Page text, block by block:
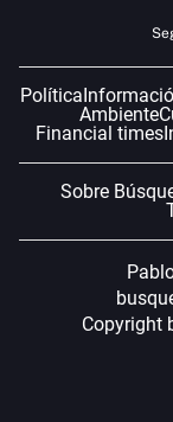
Política
Ambiente
Financial times
Sobre
Copyright